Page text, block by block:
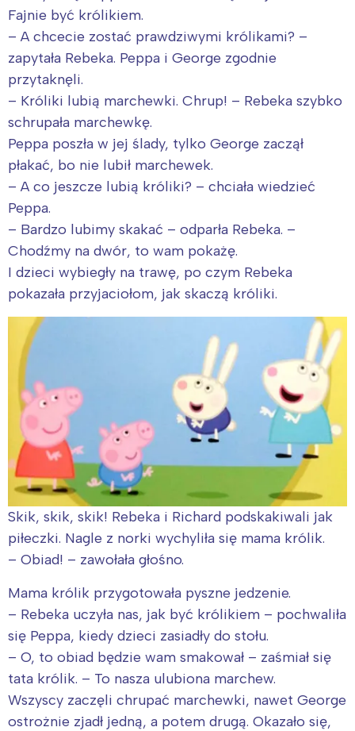
Fajnie być królikiem.
– A chcecie zostać prawdziwymi królikami? –
zapytała Rebeka. Peppa i George zgodnie
przytaknęli.
– Króliki lubią marchewki. Chrup! – Rebeka szybko
schrupała marchewkę.
Peppa poszła w jej ślady, tylko George zaczął
płakać, bo nie lubił marchewek.
– A co jeszcze lubią króliki? – chciała wiedzieć
Peppa.
– Bardzo lubimy skakać – odparła Rebeka. –
Chodźmy na dwór, to wam pokażę.
I dzieci wybiegły na trawę, po czym Rebeka
pokazała przyjaciołom, jak skaczą króliki.
Skik, skik, skik! Rebeka i Richard podskakiwali jak
piłeczki. Nagle z norki wychyliła się mama królik.
– Obiad! – zawołała głośno.
Mama królik przygotowała pyszne jedzenie.
– Rebeka uczyła nas, jak być królikiem – pochwaliła
się Peppa, kiedy dzieci zasiadły do stołu.
– O, to obiad będzie wam smakował – zaśmiał się
tata królik. – To nasza ulubiona marchew.
Wszyscy zaczęli chrupać marchewki, nawet George
ostrożnie zjadł jedną, a potem drugą. Okazało się,